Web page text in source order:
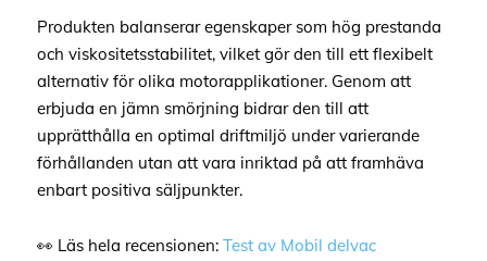
Produkten balanserar egenskaper som hög prestanda
och viskositetsstabilitet, vilket gör den till ett flexibelt
alternativ för olika motorapplikationer. Genom att
erbjuda en jämn smörjning bidrar den till att
upprätthålla en optimal driftmiljö under varierande
förhållanden utan att vara inriktad på att framhäva
enbart positiva säljpunkter.
👀 Läs hela recensionen: Test av Mobil delvac